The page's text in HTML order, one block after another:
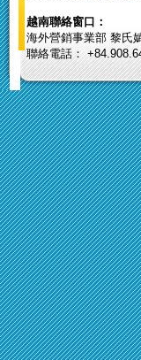
越南聯絡窗口：
海外營銷事業部 黎氏
聯絡電話：